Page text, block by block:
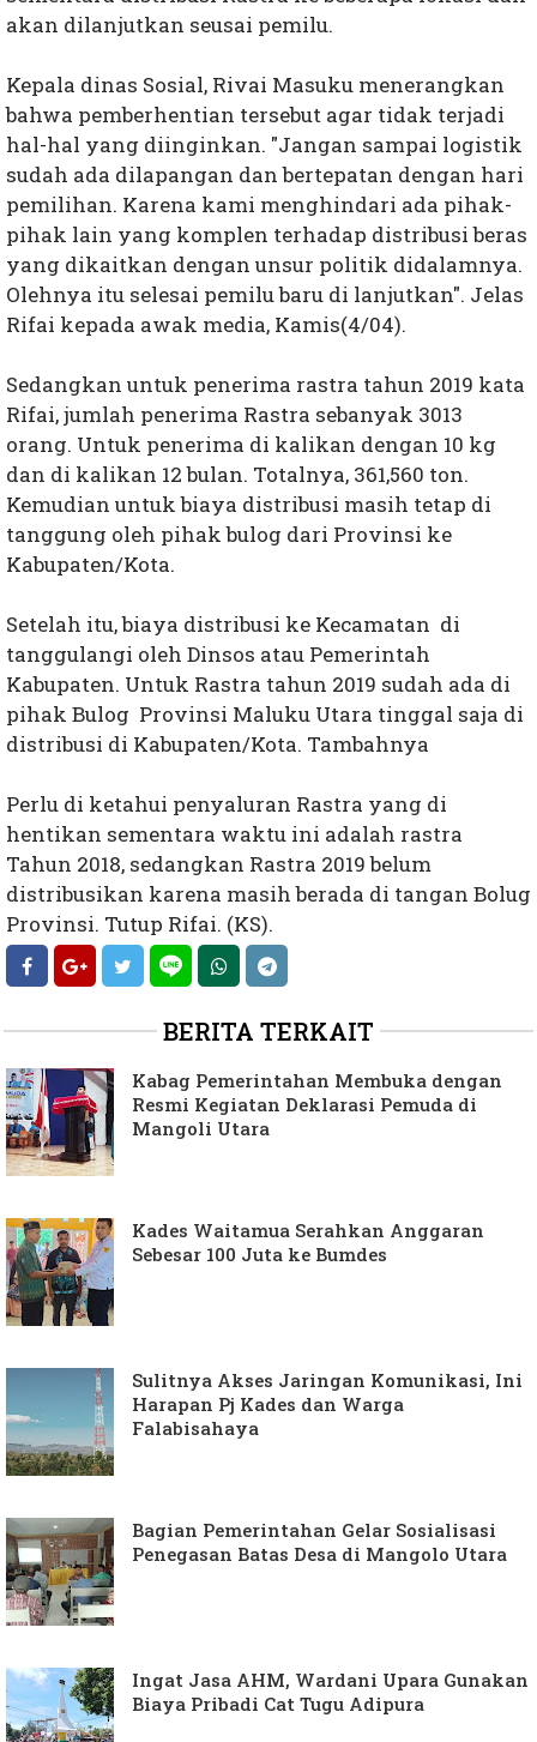
akan dilanjutkan seusai pemilu.
Kepala dinas Sosial, Rivai Masuku menerangkan
bahwa pemberhentian tersebut agar tidak terjadi
hal-hal yang diinginkan. "Jangan sampai logistik
sudah ada dilapangan dan bertepatan dengan hari
pemilihan. Karena kami menghindari ada pihak-
pihak lain yang komplen terhadap distribusi beras
yang dikaitkan dengan unsur politik didalamnya.
Olehnya itu selesai pemilu baru di lanjutkan". Jelas
Rifai kepada awak media, Kamis(4/04).
Sedangkan untuk penerima rastra tahun 2019 kata
Rifai, jumlah penerima Rastra sebanyak 3013
orang. Untuk penerima di kalikan dengan 10 kg
dan di kalikan 12 bulan. Totalnya, 361,560 ton.
Kemudian untuk biaya distribusi masih tetap di
tanggung oleh pihak bulog dari Provinsi ke
Kabupaten/Kota.
Setelah itu, biaya distribusi ke Kecamatan di
tanggulangi oleh Dinsos atau Pemerintah
Kabupaten. Untuk Rastra tahun 2019 sudah ada di
pihak Bulog Provinsi Maluku Utara tinggal saja di
distribusi di Kabupaten/Kota. Tambahnya
Perlu di ketahui penyaluran Rastra yang di
hentikan sementara waktu ini adalah rastra
Tahun 2018, sedangkan Rastra 2019 belum
distribusikan karena masih berada di tangan Bolug
Provinsi. Tutup Rifai. (KS).
BERITA TERKAIT
Kabag Pemerintahan Membuka dengan
Resmi Kegiatan Deklarasi Pemuda di
Mangoli Utara
Kades Waitamua Serahkan Anggaran
Sebesar 100 Juta ke Bumdes
Sulitnya Akses Jaringan Komunikasi, Ini
Harapan Pj Kades dan Warga
Falabisahaya
Bagian Pemerintahan Gelar Sosialisasi
Penegasan Batas Desa di Mangolo Utara
Ingat Jasa AHM, Wardani Upara Gunakan
Biaya Pribadi Cat Tugu Adipura